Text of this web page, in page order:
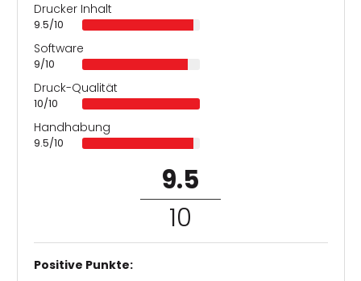
Drucker Inhalt
9.5/10
Software
9/10
Druck-Qualität
10/10
Handhabung
9.5/10
9.5
10
Positive Punkte: